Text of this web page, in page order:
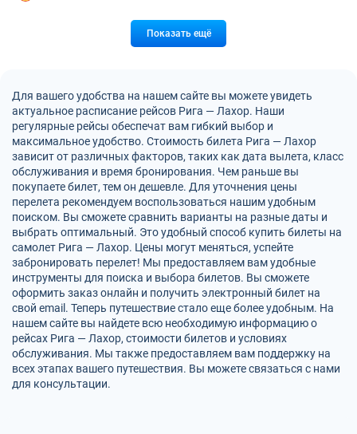
Показать ещё
Для вашего удобства на нашем сайте вы можете увидеть
актуальное расписание рейсов Рига — Лахор. Наши
регулярные рейсы обеспечат вам гибкий выбор и
максимальное удобство. Стоимость билета Рига — Лахор
зависит от различных факторов, таких как дата вылета, класс
обслуживания и время бронирования. Чем раньше вы
покупаете билет, тем он дешевле. Для уточнения цены
перелета рекомендуем воспользоваться нашим удобным
поиском. Вы сможете сравнить варианты на разные даты и
выбрать оптимальный. Это удобный способ купить билеты на
самолет Рига — Лахор. Цены могут меняться, успейте
забронировать перелет! Мы предоставляем вам удобные
инструменты для поиска и выбора билетов. Вы сможете
оформить заказ онлайн и получить электронный билет на
свой email. Теперь путешествие стало еще более удобным. На
нашем сайте вы найдете всю необходимую информацию о
рейсах Рига — Лахор, стоимости билетов и условиях
обслуживания. Мы также предоставляем вам поддержку на
всех этапах вашего путешествия. Вы можете связаться с нами
для консультации.